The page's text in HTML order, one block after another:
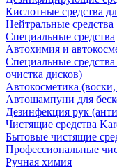
Кислотные средства
Нейтральные средства
Специальные средства
Автохимия и
Специальные
очистка дисков)
Автокосметика
Автошампуни для
Дезинфекция рук
Чистящие средства
Бытовые чистящие
Профессиональные
Ручная химия